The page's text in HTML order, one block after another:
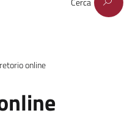
strumenti
online